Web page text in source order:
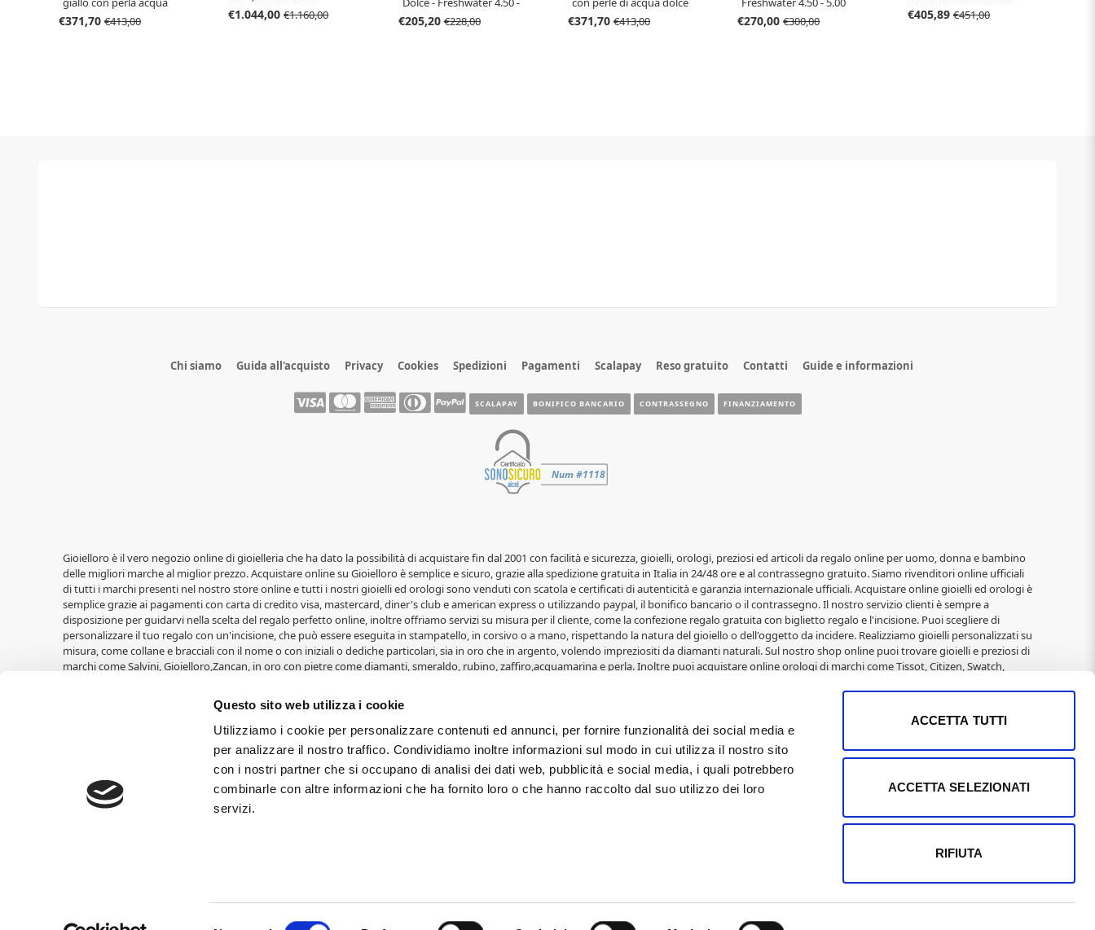
Questo sito web utilizza i cookie
Utilizziamo i cookie per personalizzare contenuti ed annunci, per fornire funzionalità dei social media e
per analizzare il nostro traffico. Condividiamo inoltre informazioni sul modo in cui utilizza il nostro sito
con i nostri partner che si occupano di analisi dei dati web, pubblicità e social media, i quali potrebbero
combinarle con altre informazioni che ha fornito loro o che hanno raccolto dal suo utilizzo dei loro
servizi.
ACCETTA TUTTI
ACCETTA SELEZIONATI
RIFIUTA
dolce 3.00- 3.50 + 6.00-
€371,70 €413,00 €1.044,00€1.160,00
5.00 mm
€205,20€228,00
3.50 - 6.50 mm
€371,70 €413,00
mm acqua dolce
€270,00€300,00
0.02
€405,89€451,00
Chi siamo Guida all'acquisto Privacy Cookies Spedizioni Pagamenti Scalapay Reso gratuito Contatti Guide e informazioni
SCALAPAY BONIFICO BANCARIO CONTRASSEGNO FINANZIAMENTO
Gioielloro è il vero negozio online di gioielleria che ha dato la possibilità di acquistare fin dal 2001 con facilità e sicurezza, gioielli, orologi, preziosi ed articoli da regalo online per uomo, donna e bambino
delle migliori marche al miglior prezzo. Acquistare online su Gioielloro è semplice e sicuro, grazie alla spedizione gratuita in Italia in 24/48 ore e al contrassegno gratuito. Siamo rivenditori online ufficiali
di tutti i marchi presenti nel nostro store online e tutti i nostri gioielli ed orologi sono venduti con scatola e certificati di autenticità e garanzia internazionale ufficiali. Acquistare online gioielli ed orologi è
semplice grazie ai pagamenti con carta di credito visa, mastercard, diner's club e american express o utilizzando paypal, il bonifico bancario o il contrassegno. Il nostro servizio clienti è sempre a
disposizione per guidarvi nella scelta del regalo perfetto online, inoltre offriamo servizi su misura per il cliente, come la confezione regalo gratuita con biglietto regalo e l'incisione. Puoi scegliere di
personalizzare il tuo regalo con un'incisione, che può essere eseguita in stampatello, in corsivo o a mano, rispettando la natura del gioiello o dell'oggetto da incidere. Realizziamo gioielli personalizzati su
misura, come collane e bracciali con il nome o con iniziali o dediche particolari, sia in oro che in argento, volendo impreziositi da diamanti naturali. Sul nostro shop online puoi trovare gioielli e preziosi di
marchi come Salvini, Gioielloro,Zancan, in oro con pietre come diamanti, smeraldo, rubino, zaffiro,acquamarina e perla. Inoltre puoi acquistare online orologi di marchi come Tissot, Citizen, Swatch,
Cuori Milano. Idee regalo per le nascite di Walt Disney, cornici, portafoto, album e articoli in oro. Svariate medaglie in oro 18 carati con Immagini Sacre, San Francesco, Padre Pio, Madonna Miracolosa,
Croci e tante altre. Ricordatevi di entrare nell'area Outlet troverete grandi affari su orologi e gioielli. Per ogni occasione, Natale per uomo e Natale per donna, San Valentino, Anniversari,
Cresime,Comunioni, Nascite, Compleanni, Lauree, Matrimoni.
Gioielloro, gioielleria online vendita orologi e vendita gioielli - Proprietà di Cappagli Gioielli srl - Fornacette - Pisa. Iscrizione CCIA e P.IVA 01169400502 REA Pisa n°104795 il 9/3/1991 Capitale Sociale
60.000,00 euro I.V. SIAMO RIVENDITORI AUTORIZZATI DEI MARCHI PROPOSTI. Le foto e le immagini dei prodotti sono di proprietà dei legittimi proprietari e sono puramente indicative, in quanto
possono differire nei loro effetti a seconda del tipo di monitor o di dispositivo utilizzato. Le condizioni ed i prezzi sono riservati agli ordini effettuati direttamente dal sito. I LOGHI sono coperti da
copyright ed appartengono ai legittimi proprietari.